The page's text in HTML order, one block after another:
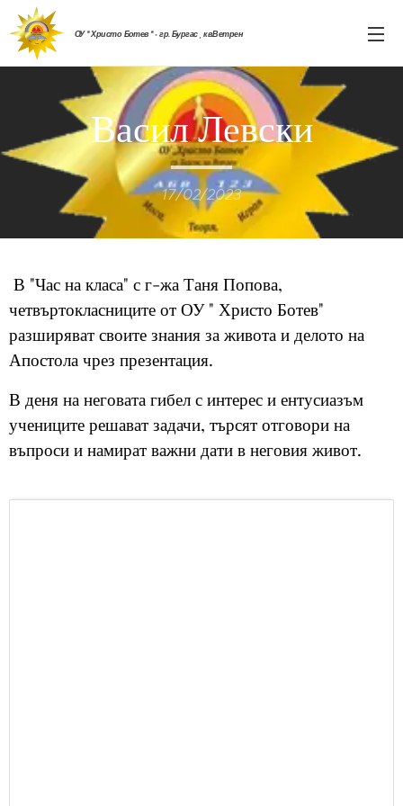
ОУ " Христо Ботев " - гр. Бургас , кв.Ветрен
Васил Левски
17/02/2023
В "Час на класа" с г-жа Таня Попова,
четвъртокласниците от ОУ " Христо Ботев"
разширяват своите знания за живота и делото на
Апостола чрез презентация.
В деня на неговата гибел с интерес и ентусиазъм
учениците решават задачи, търсят отговори на
въпроси и намират важни дати в неговия живот.